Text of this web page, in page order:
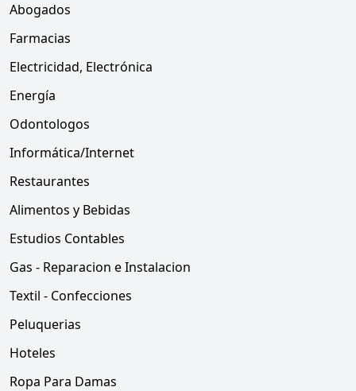
Abogados
Farmacias
Electricidad, Electrónica
Energía
Odontologos
Informática/Internet
Restaurantes
Alimentos y Bebidas
Estudios Contables
Gas - Reparacion e Instalacion
Textil - Confecciones
Peluquerias
Hoteles
Ropa Para Damas